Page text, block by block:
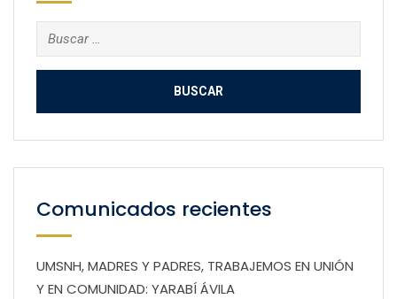
Buscar:
Comunicados recientes
UMSNH, MADRES Y PADRES, TRABAJEMOS EN UNIÓN
Y EN COMUNIDAD: YARABÍ ÁVILA